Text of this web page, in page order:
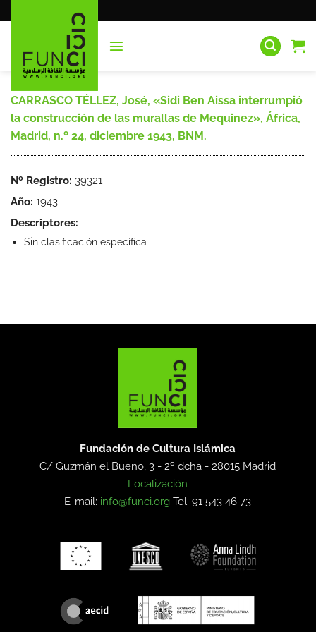
al
CARRASCO TÉLLEZ, José, «Sidi Ben Aissa interrumpió
la construcción de las murallas de Mequinez», África,
Madrid, n.º 24, diciembre 1943, BNM.
Nº Registro: 39321
Año: 1943
Descriptores:
Sin clasificación específica
Fundación de Cultura Islámica
C/ Guzmán el Bueno, 3 - 2º dcha -28015 Madrid
Localización
E-mail: info@funci.org Tel: 91 543 46 73